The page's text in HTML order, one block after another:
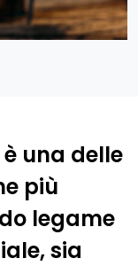
una delle
più
legame
sia